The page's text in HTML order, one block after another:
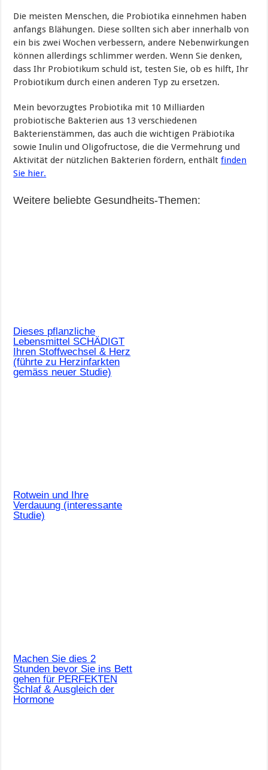
Die meisten Menschen, die Probiotika einnehmen haben
anfangs Blähungen. Diese sollten sich aber innerhalb von
ein bis zwei Wochen verbessern, andere Nebenwirkungen
können allerdings schlimmer werden. Wenn Sie denken,
dass Ihr Probiotikum schuld ist, testen Sie, ob es hilft, Ihr
Probiotikum durch einen anderen Typ zu ersetzen.
Mein bevorzugtes Probiotika mit 10 Milliarden
probiotische Bakterien aus 13 verschiedenen
Bakterienstämmen, das auch die wichtigen Präbiotika
sowie Inulin und Oligofructose, die die Vermehrung und
Aktivität der nützlichen Bakterien fördern, enthältfinden
Sie hier.
Weitere beliebte Gesundheits-Themen:
Dieses pflanzliche
Lebensmittel SCHÄDIGT
Ihren Stoffwechsel & Herz
(führte zu Herzinfarkten
gemäss neuer Studie)
Rotwein und Ihre
Verdauung (interessante
Studie)
Machen Sie dies 2
Stunden bevor Sie ins Bett
gehen für PERFEKTEN
Schlaf & Ausgleich der
Hormone